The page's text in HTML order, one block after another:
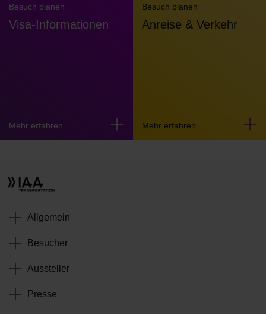
Besuch planen
Visa-Informationen
Mehr erfahren
Besuch planen
Anreise & Verkehr
Mehr erfahren
Allgemein
Besucher
Aussteller
Presse